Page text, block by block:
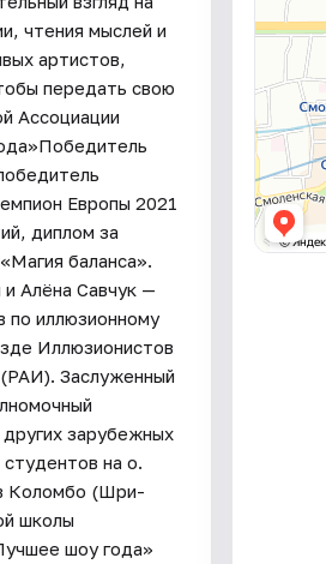
чтения мыслей и
артистов,
передать свою
Ассоциации
Европы 2021
диплом за
баланса».
Алёна Савчук —
по иллюзионному
Иллюзионистов
Заслуженный
зарубежных
на о.
Коломбо (Шри-
школы
шоу года»